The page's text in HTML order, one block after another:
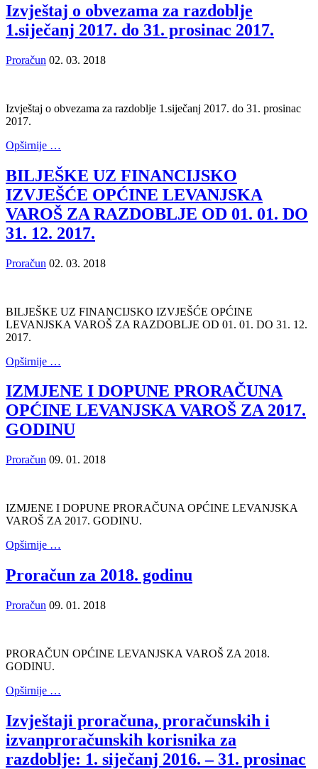
Izvještaj o obvezama za razdoblje
1.siječanj 2017. do 31. prosinac 2017.
Proračun 02. 03. 2018
Izvještaj o obvezama za razdoblje 1.siječanj 2017. do 31. prosinac
2017.
Opširnije …
BILJEŠKE UZ FINANCIJSKO
IZVJEŠĆE OPĆINE LEVANJSKA
VAROŠ ZA RAZDOBLJE OD 01. 01. DO
31. 12. 2017.
Proračun 02. 03. 2018
BILJEŠKE UZ FINANCIJSKO IZVJEŠĆE OPĆINE
LEVANJSKA VAROŠ ZA RAZDOBLJE OD 01. 01. DO 31. 12.
2017.
Opširnije …
IZMJENE I DOPUNE PRORAČUNA
OPĆINE LEVANJSKA VAROŠ ZA 2017.
GODINU
Proračun 09. 01. 2018
IZMJENE I DOPUNE PRORAČUNA OPĆINE LEVANJSKA
VAROŠ ZA 2017. GODINU.
Opširnije …
Proračun za 2018. godinu
Proračun 09. 01. 2018
PRORAČUN OPĆINE LEVANJSKA VAROŠ ZA 2018.
GODINU.
Opširnije …
Izvještaji proračuna, proračunskih i
izvanproračunskih korisnika za
razdoblje: 1. siječanj 2016. – 31. prosinac